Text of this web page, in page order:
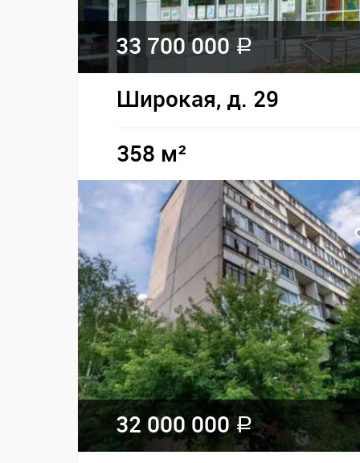
33 700 000 a
Широкая, д. 29
358 м²
32 000 000a